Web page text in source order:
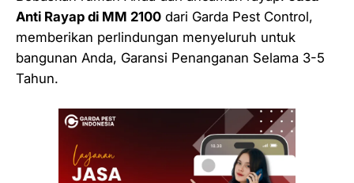
Anti Rayap di MM 2100 dari Garda Pest Control,
memberikan perlindungan menyeluruh untuk
bangunan Anda, Garansi Penanganan Selama 3-5
Tahun.